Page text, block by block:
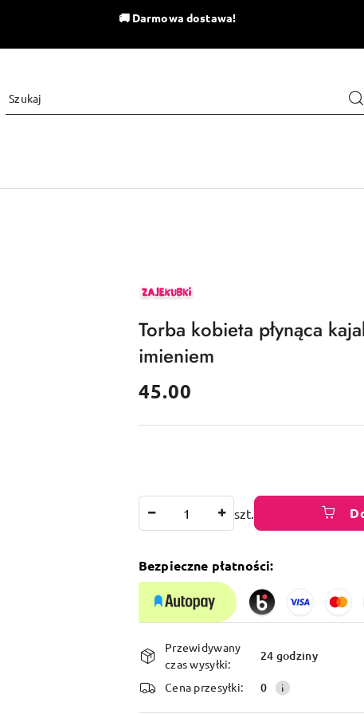
🚚 Darmowa dostawa!
ZAJEKUBKI
Torba kobieta płynąca
imieniem
cena:
45.00
szt.
Bezpieczne płatności:
Dostępność
i
dostawa
Przewidywany
czas wysyłki:
24 godziny
Cena przesyłki: 0